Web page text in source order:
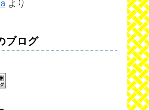
より
ブログ